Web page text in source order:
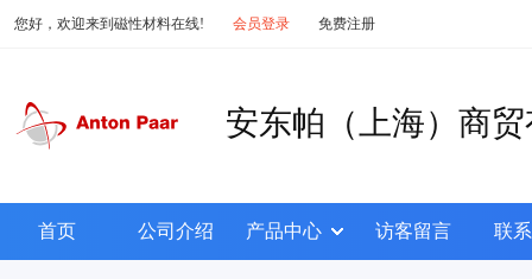
您好，欢迎来到磁性材料在线! 会员登录 免费注册
安东帕（上海）商
首页 公司介绍 产品中心 访客留言 联